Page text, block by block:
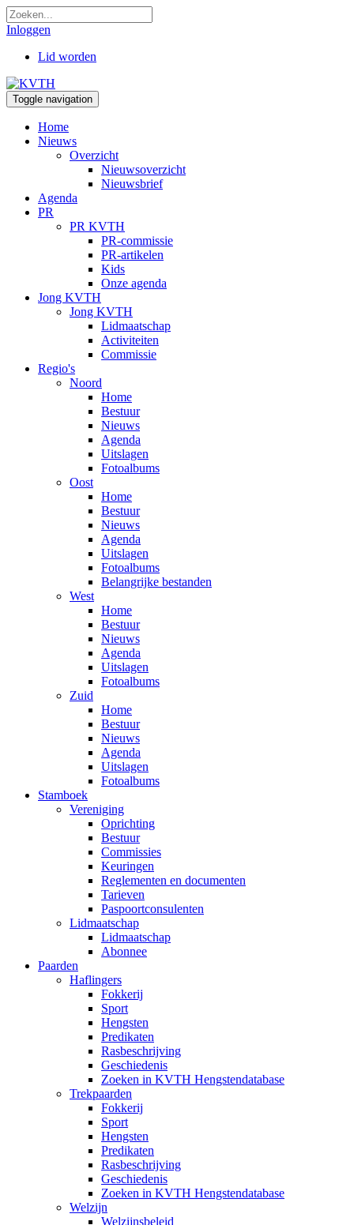
Inloggen
Lid worden
Toggle navigation
Home
Nieuws
Overzicht
Nieuwsoverzicht
Nieuwsbrief
Agenda
PR
PR KVTH
PR-commissie
PR-artikelen
Kids
Onze agenda
Jong KVTH
Jong KVTH
Lidmaatschap
Activiteiten
Commissie
Regio's
Noord
Home
Bestuur
Nieuws
Agenda
Uitslagen
Fotoalbums
Oost
Home
Bestuur
Nieuws
Agenda
Uitslagen
Fotoalbums
Belangrijke bestanden
West
Home
Bestuur
Nieuws
Agenda
Uitslagen
Fotoalbums
Zuid
Home
Bestuur
Nieuws
Agenda
Uitslagen
Fotoalbums
Stamboek
Vereniging
Oprichting
Bestuur
Commissies
Keuringen
Reglementen en documenten
Tarieven
Paspoortconsulenten
Lidmaatschap
Lidmaatschap
Abonnee
Paarden
Haflingers
Fokkerij
Sport
Hengsten
Predikaten
Rasbeschrijving
Geschiedenis
Zoeken in KVTH Hengstendatabase
Trekpaarden
Fokkerij
Sport
Hengsten
Predikaten
Rasbeschrijving
Geschiedenis
Zoeken in KVTH Hengstendatabase
Welzijn
Welzijnsbeleid